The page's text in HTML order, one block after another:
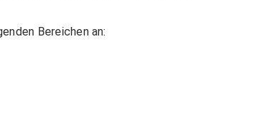
Bereichen an: